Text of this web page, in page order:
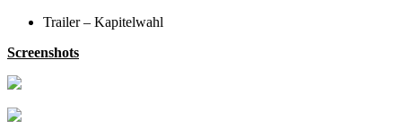
Trailer – Kapitelwahl
Screenshots